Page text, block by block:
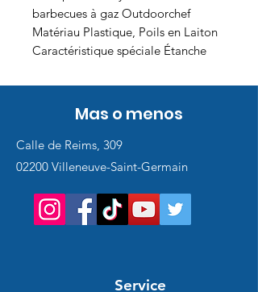
barbecues à gaz Outdoorchef
Matériau Plastique, Poils en Laiton
Caractéristique spéciale Étanche
Mas o menos
Calle de Reims, 309
02200 Villeneuve-Saint-Germain
Service